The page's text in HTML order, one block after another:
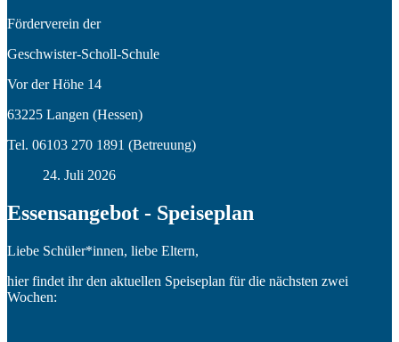
Förderverein der
Geschwister-Scholl-Schule
Vor der Höhe 14
63225 Langen (Hessen)
Tel. 06103 270 1891 (Betreuung)
24. Juli 2026
Essensangebot - Speiseplan
Liebe Schüler*innen, liebe Eltern,
hier findet ihr den aktuellen Speiseplan für die nächsten zwei
Wochen: